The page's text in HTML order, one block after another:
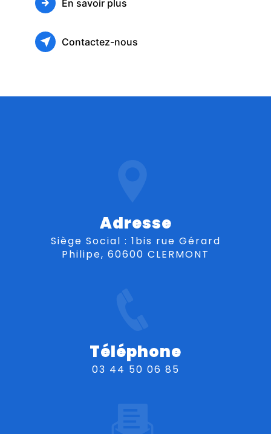
En savoir plus
Contactez-nous
Adresse
Siège Social : 1bis rue Gérard
Philipe, 60600 CLERMONT
Téléphone
03 44 50 06 85